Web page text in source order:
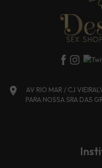
location_on
AV RIO MAR / CJ
PARA NOSSA SRA DAS